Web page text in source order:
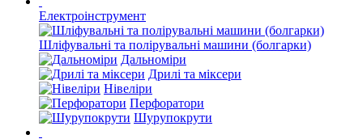
Електроінструмент
Шліфувальні та полірувальні машини (болгарки)
Дальноміри
Дрилі та міксери
Нівеліри
Перфоратори
Шурупокрути